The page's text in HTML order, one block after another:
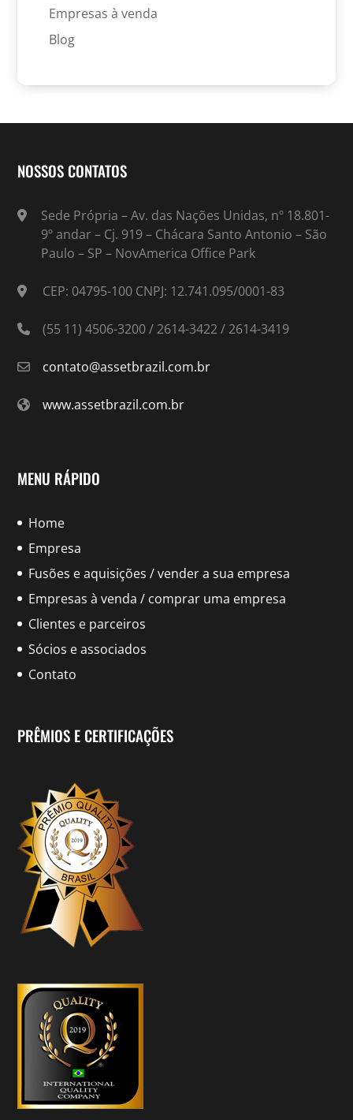
Empresas à venda
Blog
NOSSOS CONTATOS
Sede Própria – Av. das Nações Unidas, nº 18.801-
9º andar – Cj. 919 – Chácara Santo Antonio – São
Paulo – SP – NovAmerica Office Park
CEP: 04795-100 CNPJ: 12.741.095/0001-83
(55 11) 4506-3200 / 2614-3422 / 2614-3419
contato@assetbrazil.com.br
www.assetbrazil.com.br
MENU RÁPIDO
Home
Empresa
Fusões e aquisições / vender a sua empresa
Empresas à venda / comprar uma empresa
Clientes e parceiros
Sócios e associados
Contato
PRÊMIOS E CERTIFICAÇÕES